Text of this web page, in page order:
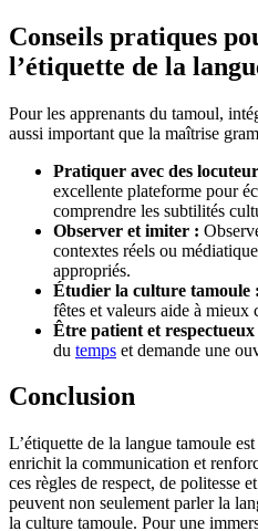
Conseils pratiques
l’étiquette de la
Pour les apprenants du tamoul,
aussi important que la maîtrise
Pratiquer avec des
excellente plateforme pour
comprendre les subtilités
Observer et imiter :
contextes réels ou
appropriés.
Étudier la culture tamoule :
fêtes et valeurs aide à mieux
Être patient et respectueux
du temps et demande une
Conclusion
L’étiquette de la langue tamoule
enrichit la communication et
ces règles de respect, de politesse
peuvent non seulement parler la
la culture tamoule. Pour une